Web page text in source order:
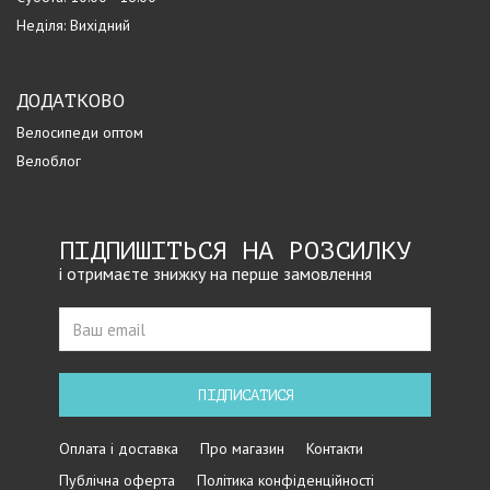
Неділя: Вихідний
ДОДАТКОВО
Велосипеди оптом
Велоблог
ПІДПИШІТЬСЯ НА РОЗСИЛКУ
і отримаєте знижку на перше замовлення
ПІДПИСАТИСЯ
Оплата і доставка Про магазин
Контакти
Публічна оферта
Політика конфіденційності